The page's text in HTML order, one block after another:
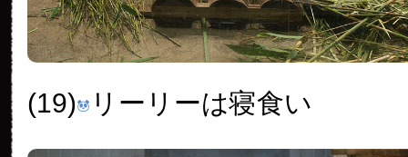
(19) リーリーは寝食い